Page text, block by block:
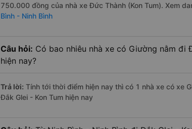
750.000 đồng của nhà xe Đức Thành (Kon Tum). Xem
Bình - Ninh Bình
Câu hỏi: Có bao nhiêu nhà xe có Giường nằm đi
hiện nay?
Trả lời: Tính tới thời điểm hiện nay thì có 1 nhà xe có xe
Đắk Glei - Kon Tum hiện nay